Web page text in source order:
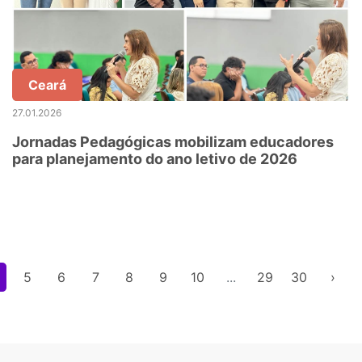
Ceará
27.01.2026
Jornadas Pedagógicas mobilizam educadores
para planejamento do ano letivo de 2026
5 6 7 8 9 10 ... 29 30 ›